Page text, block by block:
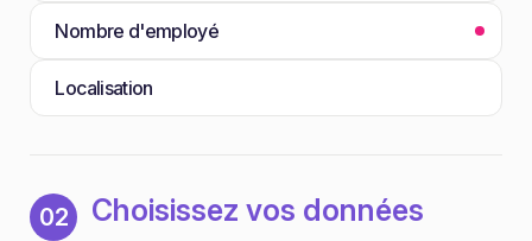
Nombre d'employé
Localisation
02 Choisissez vos données